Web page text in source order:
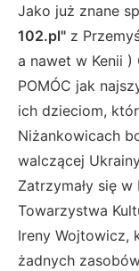
Jako już znane
102.pl" z
a nawet w Kenii
POMÓC jak
ich dzieciom,
Niżankowicach
walczącej
Zatrzymały się
Towarzystwa
Ireny Wojtowicz,
żadnych